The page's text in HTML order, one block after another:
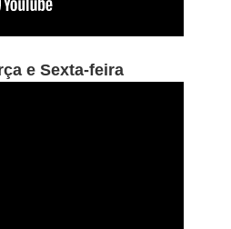
e Sexta-feira